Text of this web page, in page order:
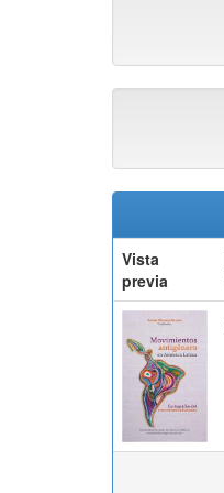
Vista
previa